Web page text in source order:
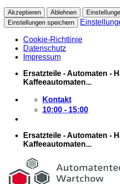
Akzeptieren Ablehnen
Einstellungen speichern
Cookie-Richtlinie
Datenschutz
Impressum
Zum
Ersatzteile - Automaten -
Kaffeeautomaten...
Kontakt
10:00 - 15:00
Ersatzteile - Automaten -
Kaffeeautomaten...